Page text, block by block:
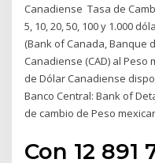
Canadiense Tasa de
5, 10, 20, 50, 100 y 1.000
(Bank of Canada, Banque
Canadiense (CAD) al Peso
de Dólar Canadiense
Banco Central: Bank of
de cambio de Peso
Con 12 891